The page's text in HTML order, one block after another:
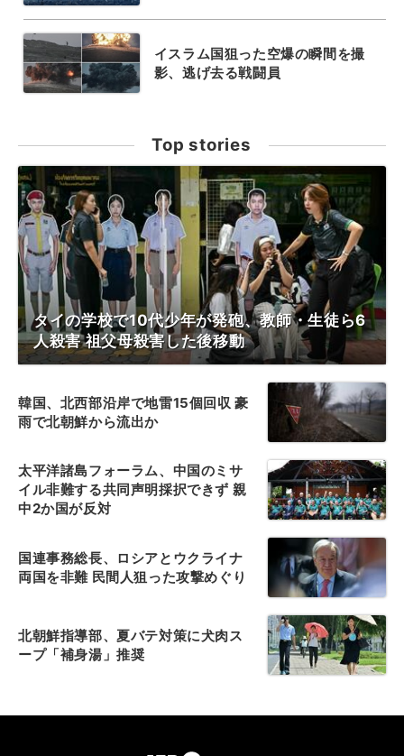
イスラム国狙った空爆の瞬間を撮
影、逃げ去る戦闘員
Top stories
タイの学校で10代少年が発砲、教師・生徒ら6
人殺害 祖父母殺害した後移動
韓国、北西部沿岸で地雷15個回収 豪
雨で北朝鮮から流出か
太平洋諸島フォーラム、中国のミサ
イル非難する共同声明採択できず 親
中2か国が反対
国連事務総長、ロシアとウクライナ
両国を非難 民間人狙った攻撃めぐり
北朝鮮指導部、夏バテ対策に犬肉ス
ープ「補身湯」推奨